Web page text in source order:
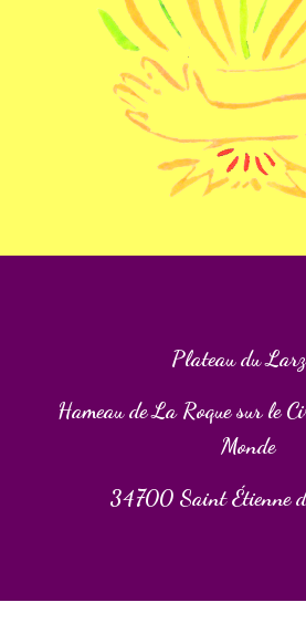
Plateau du
Hameau de La Roque sur le
Monde
34700 Saint Étienne